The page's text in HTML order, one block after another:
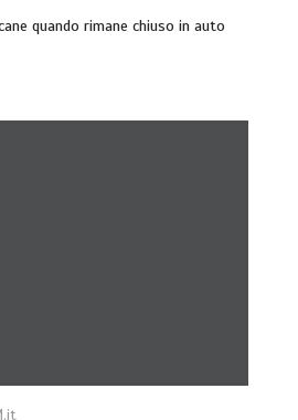
quando rimane chiuso in auto
gioco liv.2 trixie